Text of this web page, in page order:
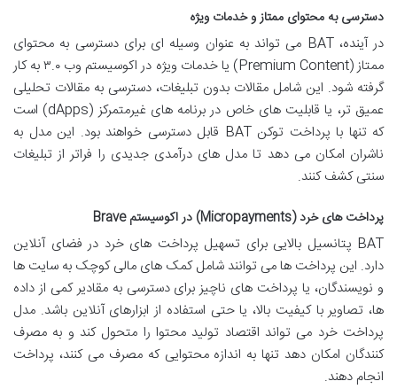
دسترسی به محتوای ممتاز و خدمات ویژه
در آینده، BAT می تواند به عنوان وسیله ای برای دسترسی به محتوای
ممتاز (Premium Content) یا خدمات ویژه در اکوسیستم وب ۳.۰ به کار
گرفته شود. این شامل مقالات بدون تبلیغات، دسترسی به مقالات تحلیلی
عمیق تر، یا قابلیت های خاص در برنامه های غیرمتمرکز (dApps) است
که تنها با پرداخت توکن BAT قابل دسترسی خواهند بود. این مدل به
ناشران امکان می دهد تا مدل های درآمدی جدیدی را فراتر از تبلیغات
سنتی کشف کنند.
پرداخت های خرد (Micropayments) در اکوسیستم Brave
BAT پتانسیل بالایی برای تسهیل پرداخت های خرد در فضای آنلاین
دارد. این پرداخت ها می توانند شامل کمک های مالی کوچک به سایت ها
و نویسندگان، یا پرداخت های ناچیز برای دسترسی به مقادیر کمی از داده
ها، تصاویر با کیفیت بالا، یا حتی استفاده از ابزارهای آنلاین باشد. مدل
پرداخت خرد می تواند اقتصاد تولید محتوا را متحول کند و به مصرف
کنندگان امکان دهد تنها به اندازه محتوایی که مصرف می کنند، پرداخت
انجام دهند.